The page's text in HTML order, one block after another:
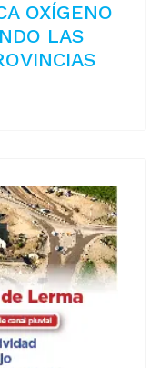
OXÍGENO
LAS